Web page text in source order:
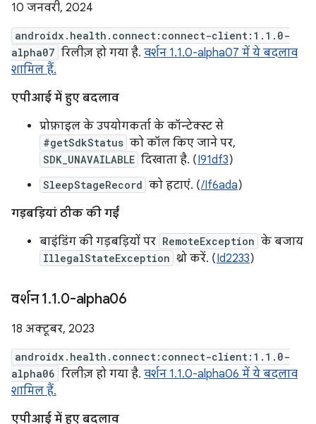
10 जनवरी, 2024
androidx.health.connect:connect-client:1.1.0-
alpha07 रिलीज़ हो गया है. वर्शन 1.1.0-alpha07 में ये बदलाव
शामिल हैं.
एपीआई में हुए बदलाव
प्रोफ़ाइल के उपयोगकर्ता के कॉन्टेक्स्ट से
#getSdkStatus को कॉल किए जाने पर,
SDK_UNAVAILABLE दिखाता है. (I91df3)
SleepStageRecord को हटाएं. (/If6ada)
गड़बड़ियां ठीक की गईं
बाइंडिंग की गड़बड़ियों पर RemoteException के बजाय
IllegalStateException थ्रो करें. (Id2233)
वर्शन 1.1.0-alpha06
18 अक्टूबर, 2023
androidx.health.connect:connect-client:1.1.0-
alpha06 रिलीज़ हो गया है. वर्शन 1.1.0-alpha06 में ये बदलाव
शामिल हैं.
एपीआई में हुए बदलाव